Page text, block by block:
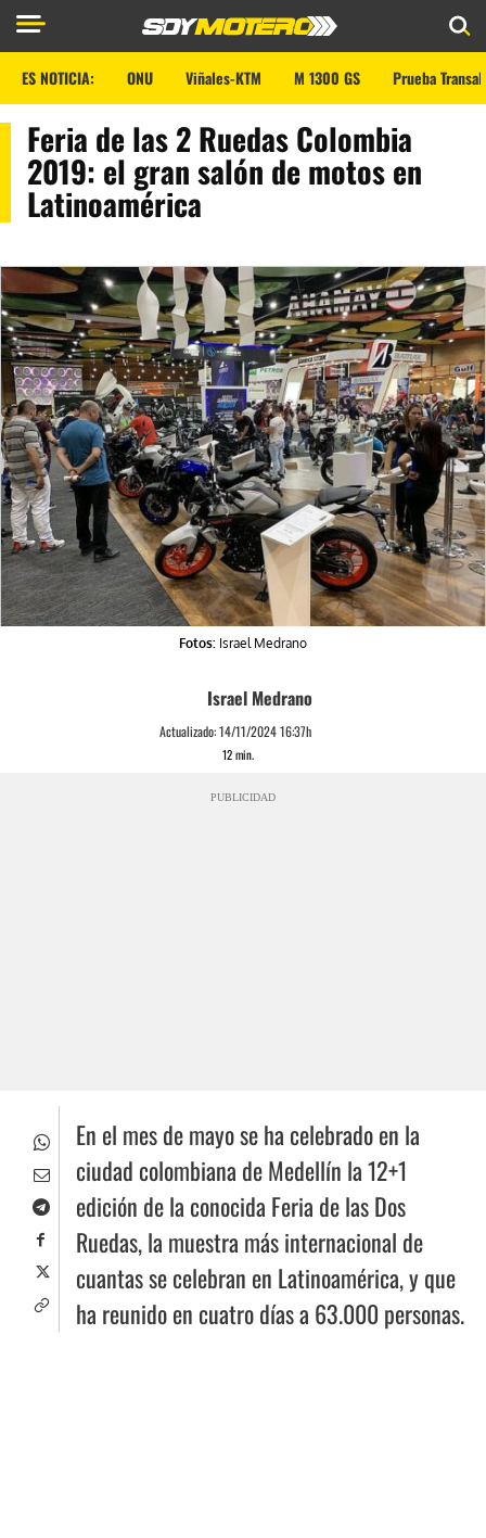
ES NOTICIA: ONU Viñales-KTM M 1300 GS Prueba
Feria de las 2 Ruedas Colombia
2019: el gran salón de motos en
Latinoamérica
Fotos: Israel Medrano
Israel Medrano
Actualizado:14/11/2024 16:37h
12min.
PUBLICIDAD
En el mes de mayo se ha celebrado en la
ciudad colombiana de Medellín la 12+1
edición de la conocida Feria de las Dos
Ruedas, la muestra más internacional de
cuantas se celebran en Latinoamérica, y que
ha reunido en cuatro días a 63.000 personas.